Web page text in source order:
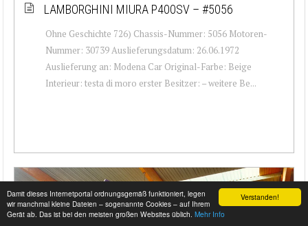
Verstanden!
Damit dieses Internetportal ordnungsgemäß funktioniert, legen
wir manchmal kleine Dateien – sogenannte Cookies – auf Ihrem
Gerät ab. Das ist bei den meisten großen Websites üblich. Mehr Info
LAMBORGHINI MIURA P400SV – #5056
Ohne Geschichte 726) Chassis-Nummer: 5056 Motoren-
Nummer: 30739 Auslieferungsdatum: 26.06.1972
Auslieferung an: Modena Car Original-Farbe: Beige
Interieur: testa di moro erster Besitzer: – weitere Be...